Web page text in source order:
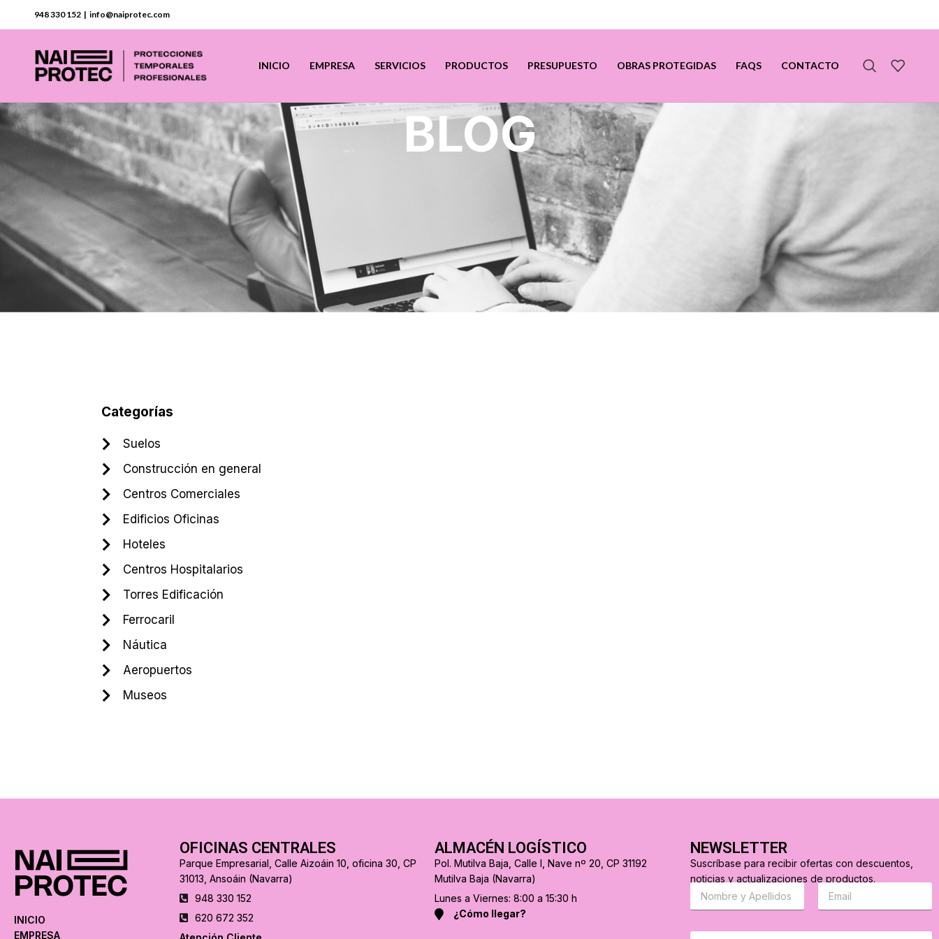
948 330 152 | info@naiprotec.com
INICIO EMPRESA SERVICIOS PRODUCTOS PRESUPUESTO OBRAS PROTEGIDAS FAQS CONTACTO
BLOG
Categorías
Suelos
Construcción en general
Centros Comerciales
Edificios Oficinas
Hoteles
Centros Hospitalarios
Torres Edificación
Ferrocaril
Náutica
Aeropuertos
Museos
INICIO
EMPRESA
OFICINAS CENTRALES
Parque Empresarial, Calle Aizoáin 10, oficina 30, CP
31013, Ansoáin (Navarra)
948 330 152
620 672 352
ALMACÉN LOGÍSTICO
Pol. Mutilva Baja, Calle I, Nave nº 20, CP 31192
Mutilva Baja (Navarra)
Lunes a Viernes: 8:00 a 15:30 h
¿Cómo llegar?
NEWSLETTER
Suscríbase para recibir ofertas con descuentos,
noticias y actualizaciones de productos.
S
s
r
C
r
e